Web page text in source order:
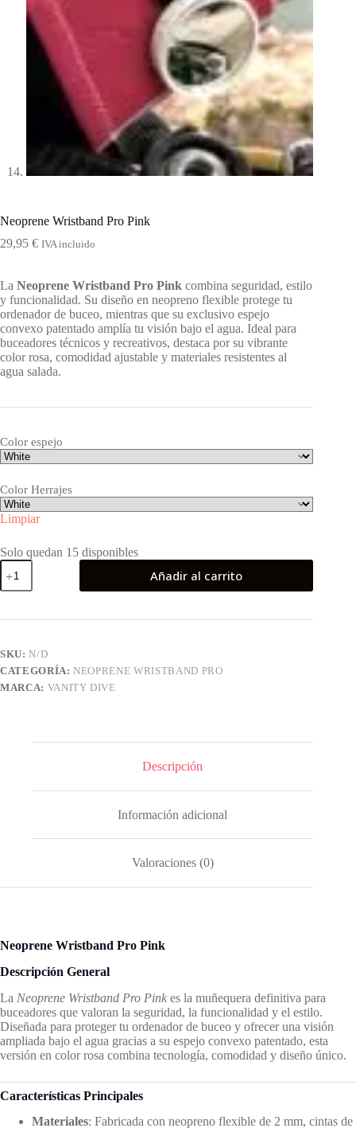
Neoprene Wristband Pro Pink
29,95 € IVA incluido
La Neoprene Wristband Pro Pink combina seguridad, estilo
y funcionalidad. Su diseño en neopreno flexible protege tu
ordenador de buceo, mientras que su exclusivo espejo
convexo patentado amplía tu visión bajo el agua. Ideal para
buceadores técnicos y recreativos, destaca por su vibrante
color rosa, comodidad ajustable y materiales resistentes al
agua salada.
Color espejo
Color Herrajes
Limpiar
Solo quedan 15 disponibles
Neoprene
Wristband
Pro
cantidad
Añadir al carrito
SKU:N/D
CATEGORÍA:NEOPRENE WRISTBAND PRO
MARCA: VANITY DIVE
Descripción
Información adicional
Valoraciones (0)
Neoprene Wristband Pro Pink
Descripción General
La Neoprene Wristband Pro Pink es la muñequera definitiva para
buceadores que valoran la seguridad, la funcionalidad y el estilo.
Diseñada para proteger tu ordenador de buceo y ofrecer una visión
ampliada bajo el agua gracias a su espejo convexo patentado, esta
versión en color rosa combina tecnología, comodidad y diseño único.
Características Principales
Materiales: Fabricada con neopreno flexible de 2 mm, cintas de